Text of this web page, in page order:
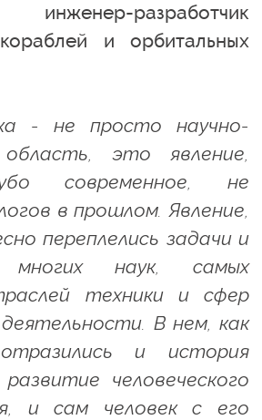
разработчик
и орбитальных
- не просто научно-
область, это явление,
современное, не
в прошлом. Явление,
переплелись задачи и
многих наук, самых
техники и сфер
деятельности. В нем, как
и история
человеческого
и сам человек с его